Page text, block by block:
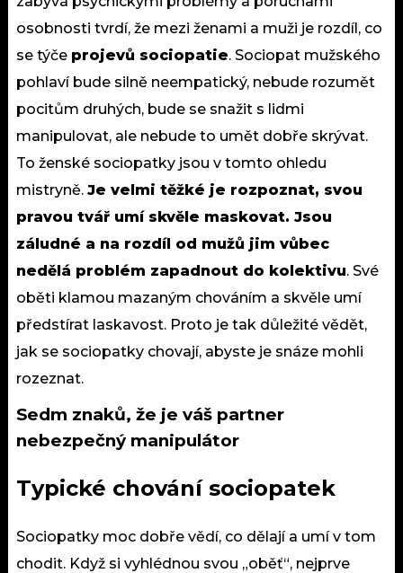
osobnosti tvrdí, že mezi ženami a muži je rozdíl, co
se týče projevů sociopatie. Sociopat mužského
pohlaví bude silně neempatický, nebude rozumět
pocitům druhých, bude se snažit s lidmi
manipulovat, ale nebude to umět dobře skrývat.
To ženské sociopatky jsou v tomto ohledu
mistryně. Je velmi těžké je rozpoznat, svou
pravou tvář umí skvěle maskovat. Jsou
záludné a na rozdíl od mužů jim vůbec
nedělá problém zapadnout do kolektivu. Své
oběti klamou mazaným chováním a skvěle umí
předstírat laskavost. Proto je tak důležité vědět,
jak se sociopatky chovají, abyste je snáze mohli
rozeznat.
Sedm znaků, že je váš partner
nebezpečný manipulátor
Typické chování sociopatek
Sociopatky moc dobře vědí, co dělají a umí v tom
chodit. Když si vyhlédnou svou „oběť“, nejprve